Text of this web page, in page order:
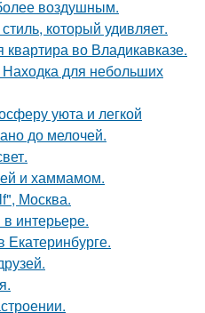
воздушным.
который удивляет.
во Владикавказе.
для небольших
уюта и легкой
до мелочей.
и хаммамом.
Москва.
интерьере.